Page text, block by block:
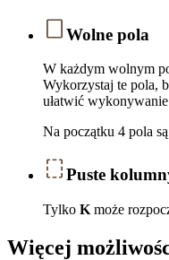
Wolne pola
W każdym wolnym
Wykorzystaj te pola,
ułatwić
Na początku 4 pola
Puste
Tylko K może
Więcej